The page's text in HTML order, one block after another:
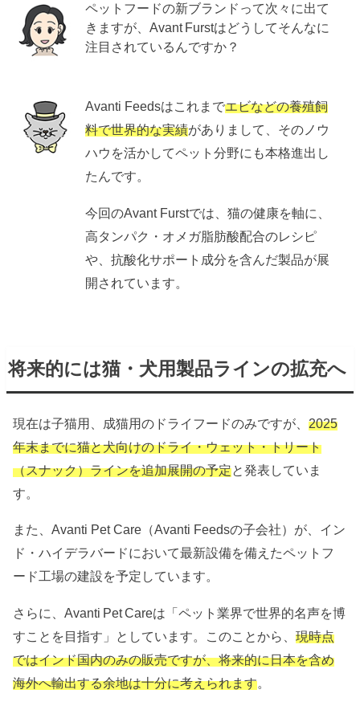
ペットフードの新ブランドって次々に出て
きますが、Avant Furstはどうしてそんなに
注目されているんですか？
Avanti Feedsはこれまでエビなどの養殖飼
料で世界的な実績がありまして、そのノウ
ハウを活かしてペット分野にも本格進出し
たんです。
今回のAvant Furstでは、猫の健康を軸に、
高タンパク・オメガ脂肪酸配合のレシピ
や、抗酸化サポート成分を含んだ製品が展
開されています。
将来的には猫・犬用製品ラインの拡充へ
現在は子猫用、成猫用のドライフードのみですが、2025
年末までに猫と犬向けのドライ・ウェット・トリート
（スナック）ラインを追加展開の予定と発表していま
す。
また、Avanti Pet Care（Avanti Feedsの子会社）が、イン
ド・ハイデラバードにおいて最新設備を備えたペットフ
ード工場の建設を予定しています。
さらに、Avanti Pet Careは「ペット業界で世界的名声を博
すことを目指す」としています。このことから、現時点
ではインド国内のみの販売ですが、将来的に日本を含め
海外へ輸出する余地は十分に考えられます。